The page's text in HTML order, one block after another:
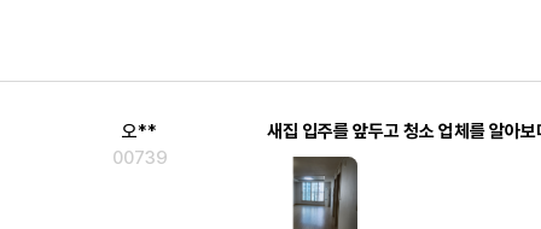
오**
00739